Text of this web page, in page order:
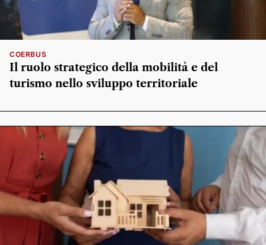
COERBUS
Il ruolo strategico della mobilità e del
turismo nello sviluppo territoriale